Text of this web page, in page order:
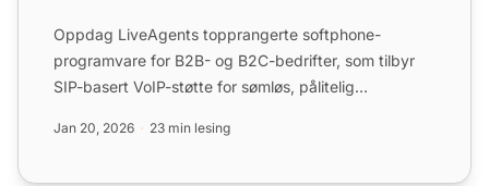
Oppdag LiveAgents topprangerte softphone-
programvare for B2B- og B2C-bedrifter, som tilbyr
SIP-basert VoIP-støtte for sømløs, pålitelig
Jan 20, 2026 23 min lesing